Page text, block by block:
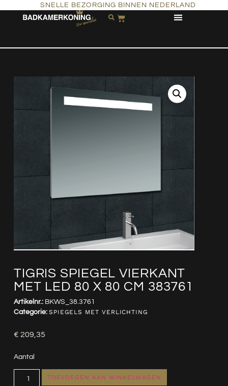
SNELLE BEZORGING BINNEN NEDERLAND
TIGRIS SPIEGEL VIERKANT
MET LED 80 X 80 CM 383761
Artikelnr.: BKWS_38.3761
Categorie: SPIEGELS MET VERLICHTING
€ 209,35
Aantal
TOEVOEGEN AAN WINKELWAGEN